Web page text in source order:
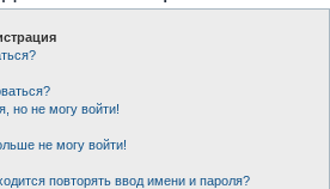
с
но не могу войти!
не могу войти!
повторять ввод имени и пароля?